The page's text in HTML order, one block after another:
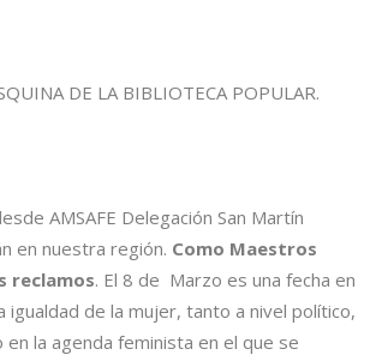
DE LA BIBLIOTECA POPULAR.
AMSAFE Delegación San Martín
en nuestra región. Como Maestros
reclamos. El 8 de Marzo es una fecha en
igualdad de la mujer, tanto a nivel político,
la agenda feminista en el que se